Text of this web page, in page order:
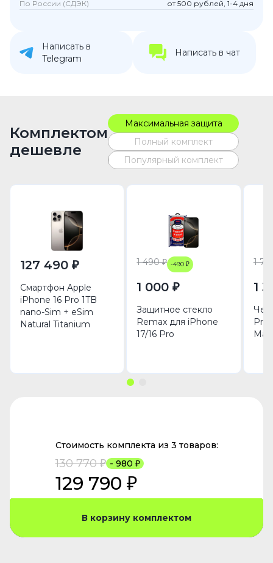
По России (СДЭК)
от 500 рублей, 1-4 дня
Написать в
Telegram
Написать в чат
Комплектом
дешевле
Максимальная защита
Полный комплект
Популярный комплект
127 490 ₽
Смартфон Apple
iPhone 16 Pro 1TB
nano-Sim + eSim
Natural Titanium
1 490 ₽ -490 ₽
1 000 ₽
Защитное стекло
Remax для iPhone
17/16 Pro
1
1
Pro
Стоимость комплекта из 3 товаров:
130 770 ₽ - 980 ₽
129 790 ₽
В корзину комплектом